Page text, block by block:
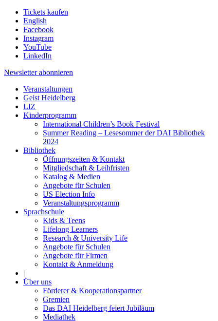
Tickets kaufen
English
Facebook
Instagram
YouTube
LinkedIn
Newsletter abonnieren
Veranstaltungen
Geist Heidelberg
LIZ
Kinderprogramm
International Children’s Book Festival
Summer Reading – Lesesommer der DAI Bibliothek
2024
Bibliothek
Öffnungszeiten & Kontakt
Mitgliedschaft & Leihfristen
Katalog & Medien
Angebote für Schulen
US Election Info
Veranstaltungsprogramm
Sprachschule
Kids & Teens
Lifelong Learners
Research & University Life
Angebote für Schulen
Angebote für Firmen
Kontakt & Anmeldung
|
Über uns
Förderer & Kooperationspartner
Gremien
Das DAI Heidelberg feiert Jubiläum
Mediathek